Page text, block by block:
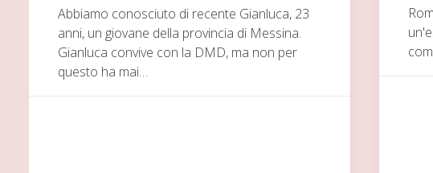
Abbiamo conosciuto di recente Gianluca, 23
anni, un giovane della provincia di Messina.
Gianluca convive con la DMD, ma non per
questo ha mai…